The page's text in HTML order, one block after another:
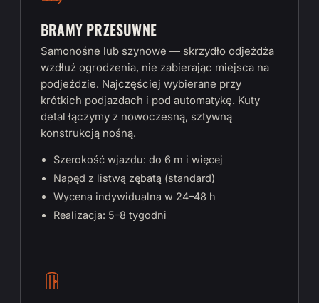
BRAMY PRZESUWNE
Samonośne lub szynowe — skrzydło odjeżdża
wzdłuż ogrodzenia, nie zabierając miejsca na
podjeździe. Najczęściej wybierane przy
krótkich podjazdach i pod automatykę. Kuty
detal łączymy z nowoczesną, sztywną
konstrukcją nośną.
Szerokość wjazdu: do 6 m i więcej
Napęd z listwą zębatą (standard)
Wycena indywidualna w 24–48 h
Realizacja: 5–8 tygodni